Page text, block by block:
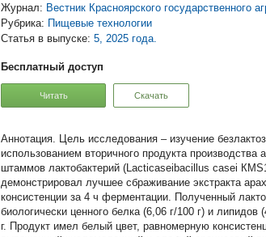
Журнал: Вестник Красноярского государственного
Рубрика: Пищевые технологии
Статья в выпуске: 5, 2025 года.
Бесплатный доступ
Читать Скачать
Цель исследования – изучение
использованием вторичного продукта
штаммов лактобактерий (Lacticaseibacillus casei
демонстрировал лучшее сбраживание экстракта
консистенции за 4 ч ферментации. Полученный
биологически ценного белка (6,06 г/100 г) и
г. Продукт имел белый цвет, равномерную